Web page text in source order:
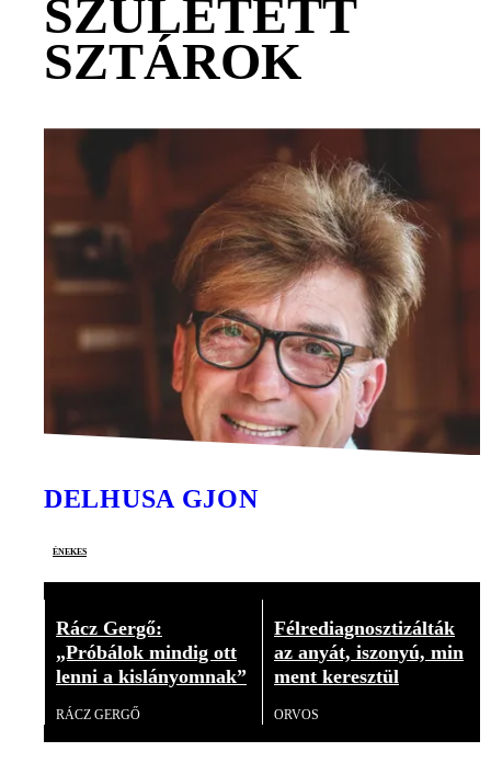
SZÜLETETT
SZTÁROK
DELHUSA GJON
énekes
Rácz Gergő:
„Próbálok mindig ott
lenni a kislányomnak”
RÁCZ GERGŐ
Félrediagnosztizálták
az anyát, iszonyú, min
ment keresztül
ORVOS